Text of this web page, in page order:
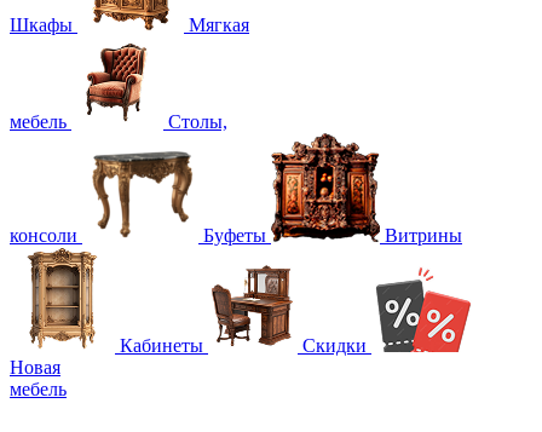
Шкафы Мягкая
мебель Столы,
консоли Буфеты Витрины
Кабинеты
Скидки
Новая
мебель